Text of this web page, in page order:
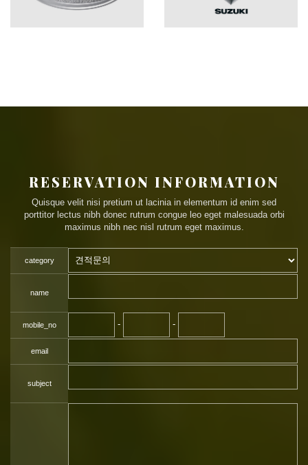
RESERVATION INFORMATION
Quisque velit nisi pretium ut lacinia in elementum id enim sed
porttitor lectus nibh donec rutrum congue leo eget malesuada orbi
maximus nibh nec nisl rutrum eget maximus.
category
name
mobile_no - -
email
subject